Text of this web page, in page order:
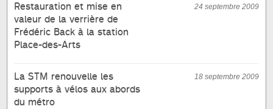
24 septembre 2009
Restauration et mise en
valeur de la verrière de
Frédéric Back à la station
Place-des-Arts
18 septembre 2009
La STM renouvelle les
supports à vélos aux abords
du métro